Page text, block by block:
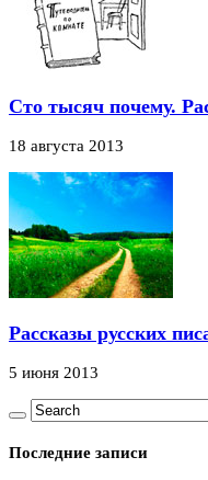
Сто тысяч почему.
18 августа 2013
Рассказы русских
5 июня 2013
Последние записи